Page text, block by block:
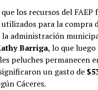
los recursos del FAEP
para la compra
la administración
Barriga, lo que luego
peluches permanecen
un gasto de
Cáceres.